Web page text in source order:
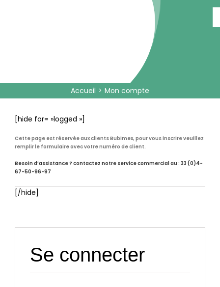
Accueil Mon compte
[hide for= »logged »]
Cette page est réservée aux clients Bubimex, pour vous inscrire veuillez
remplir le formulaire avec votre numéro de client.
Besoin d’assistance ? contactez notre service commercial au : 33 (0)4-
67-50-96-97
[/hide]
Se connecter